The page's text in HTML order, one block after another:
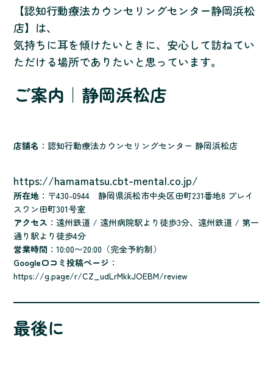
【認知行動療法カウンセリングセンター静岡浜松
店】は、
気持ちに耳を傾けたいときに、安心して訪ねてい
ただける場所でありたいと思っています。
ご案内｜静岡浜松店
店舗名 ：認知行動療法カウンセリングセンター 静岡浜松店
https://hamamatsu.cbt-mental.co.jp/
所在地 ：〒430-0944 静岡県浜松市中央区田町231番地8 プレイ
スワン田町301号室
アクセス ：遠州鉄道 / 遠州病院駅より徒歩3分、遠州鉄道 / 第一
通り駅より徒歩4分
営業時間 ：10:00〜20:00（完全予約制）
Google口コミ投稿ページ ：
https://g.page/r/CZ_udLrMkkJOEBM/review
最後に